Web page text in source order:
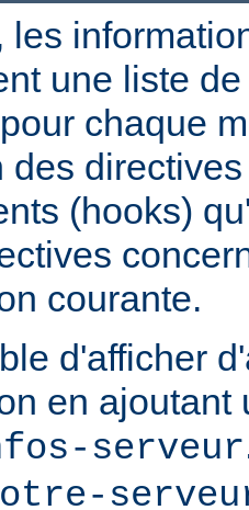
les
une liste
chaque
des
(hooks)
courante.
d'afficher
en ajoutant
serveur